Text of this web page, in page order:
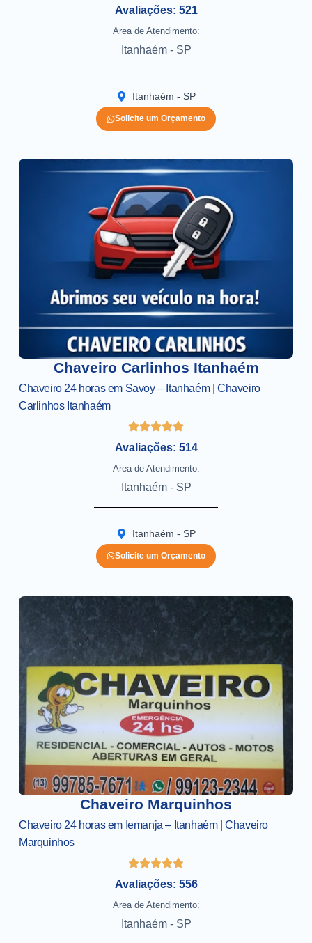
Avaliações: 521
Area de Atendimento:
Itanhaém - SP
Itanhaém - SP
Solicite um Orçamento
Chaveiro Carlinhos Itanhaém
Chaveiro 24 horas em Savoy – Itanhaém | Chaveiro
Carlinhos Itanhaém
Avaliações: 514
Area de Atendimento:
Itanhaém - SP
Itanhaém - SP
Solicite um Orçamento
Chaveiro Marquinhos
Chaveiro 24 horas em Iemanja – Itanhaém | Chaveiro
Marquinhos
Avaliações: 556
Area de Atendimento:
Itanhaém - SP